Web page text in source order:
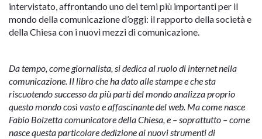
intervistato, affrontando uno dei temi più importanti per il
mondo della comunicazione d’oggi: il rapporto della società e
della Chiesa con i nuovi mezzi di comunicazione.
Da tempo, come giornalista, si dedica al ruolo di internet nella
comunicazione. Il libro che ha dato alle stampe e che sta
riscuotendo successo da più parti del mondo analizza proprio
questo mondo così vasto e affascinante del web. Ma come nasce
Fabio Bolzetta comunicatore della Chiesa, e – soprattutto – come
nasce questa particolare dedizione ai nuovi strumenti di